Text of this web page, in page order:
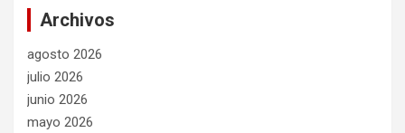
Archivos
agosto 2026
julio 2026
junio 2026
mayo 2026